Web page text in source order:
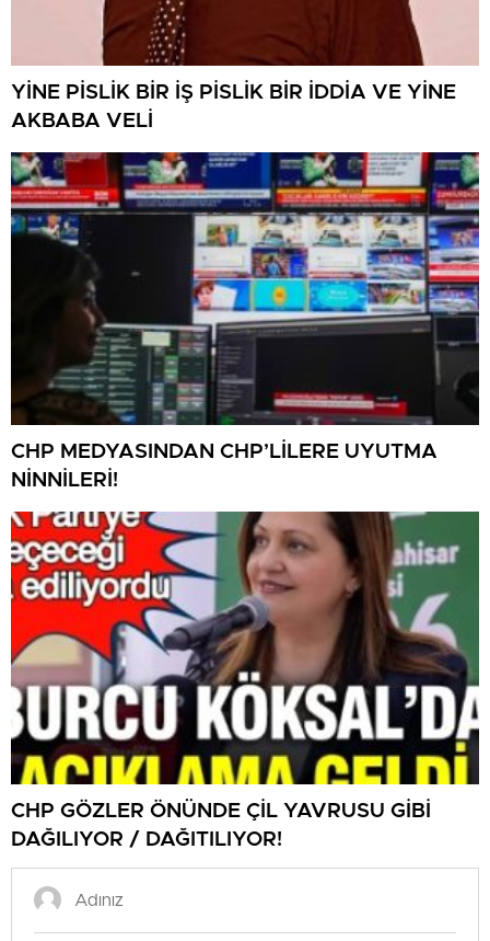
YİNE PİSLİK BİR İŞ PİSLİK BİR İDDİA VE YİNE
AKBABA VELİ
CHP MEDYASINDAN CHP’LİLERE UYUTMA
NİNNİLERİ!
CHP GÖZLER ÖNÜNDE ÇİL YAVRUSU GİBİ
DAĞILIYOR / DAĞITILIYOR!